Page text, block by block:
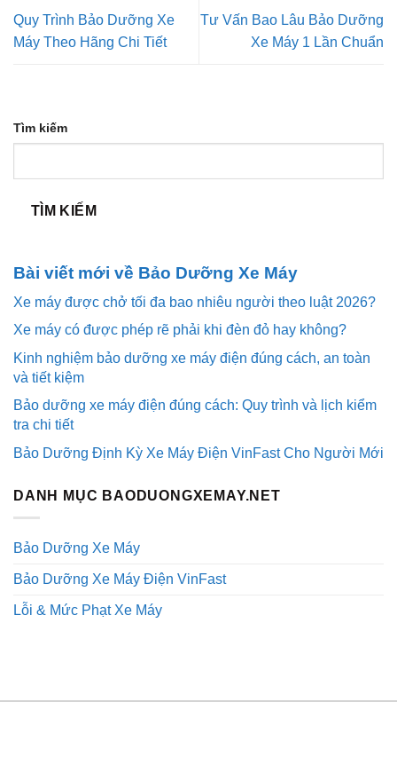
Quy Trình Bảo Dưỡng Xe
Máy Theo Hãng Chi Tiết
Tư Vấn Bao Lâu Bảo Dưỡng
Xe Máy 1 Lần Chuẩn
Tìm kiếm
TÌM KIẾM
Bài viết mới về Bảo Dưỡng Xe Máy
Xe máy được chở tối đa bao nhiêu người theo luật 2026?
Xe máy có được phép rẽ phải khi đèn đỏ hay không?
Kinh nghiệm bảo dưỡng xe máy điện đúng cách, an toàn
và tiết kiệm
Bảo dưỡng xe máy điện đúng cách: Quy trình và lịch kiểm
tra chi tiết
Bảo Dưỡng Định Kỳ Xe Máy Điện VinFast Cho Người Mới
DANH MỤC BAODUONGXEMAY.NET
Bảo Dưỡng Xe Máy
Bảo Dưỡng Xe Máy Điện VinFast
Lỗi & Mức Phạt Xe Máy